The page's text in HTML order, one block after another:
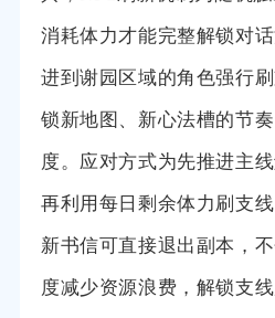
消耗体力才能完整解锁对
进到谢园区域的角色强行
锁新地图、新心法槽的节
度。应对方式为先推进主
再利用每日剩余体力刷支
新书信可直接退出副本，
度减少资源浪费，解锁支